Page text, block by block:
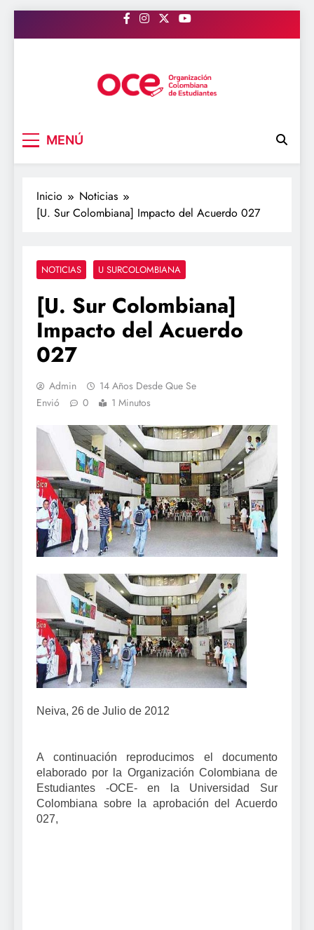
al
MENÚ
Inicio
Noticias
[U. Sur Colombiana] Impacto del Acuerdo 027
NOTICIAS U SURCOLOMBIANA
[U. Sur Colombiana]
Impacto del Acuerdo
027
Admin
14 Años Desde Que Se
Envió
0 1 Minutos
Neiva, 26 de Julio de 2012
A continuación reproducimos el documento
elaborado por la Organización Colombiana de
Estudiantes -OCE- en la Universidad Sur
Colombiana sobre la aprobación del Acuerdo
027,